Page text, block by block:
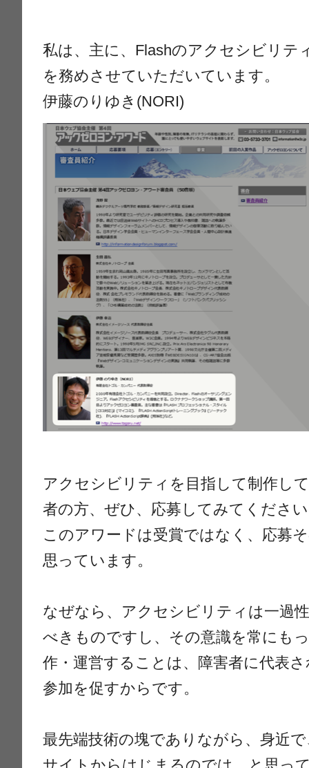
私は、主に、Flashのアクセシビリテ
を務めさせていただいています。
伊藤のりゆき(NORI)
アクセシビリティを目指して制作し
者の方、ぜひ、応募してみてくださ
このアワードは受賞ではなく、応募
思っています。
なぜなら、アクセシビリティは一過
べきものですし、その意識を常にも
作・運営することは、障害者に代表
参加を促すからです。
最先端技術の塊でありながら、身近